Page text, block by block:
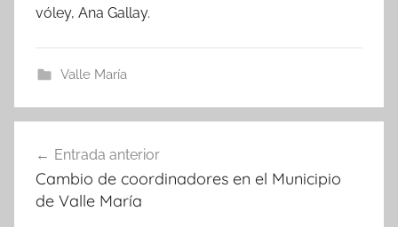
vóley, Ana Gallay.
Valle María
de
entradas
Entrada anterior
Cambio de coordinadores en el Municipio
de Valle María